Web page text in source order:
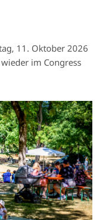
11. Oktober 2026
im Congress